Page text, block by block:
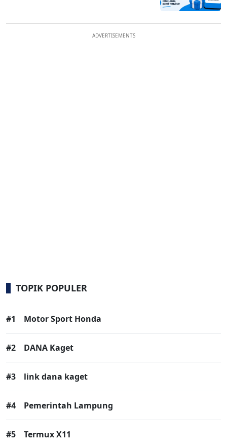
ADVERTISEMENTS
TOPIK POPULER
#1 Motor Sport Honda
#2 DANA Kaget
#3 link dana kaget
#4 Pemerintah Lampung
#5 Termux X11